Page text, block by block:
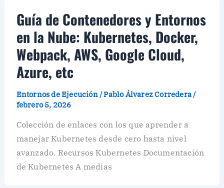
Guía de Contenedores y Entornos
en la Nube: Kubernetes, Docker,
Webpack, AWS, Google Cloud,
Azure, etc
Entornos de Ejecución/Pablo Álvarez Corredera/
febrero 5, 2026
Colección de enlaces con los que aprender a
manejar Kubernetes desde cero hasta nivel
avanzado. Recursos Kubernetes Documentación
de Kubernetes A medias